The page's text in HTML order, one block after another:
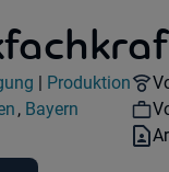
|
Industry:
Produktion
,
Region:
Bayern